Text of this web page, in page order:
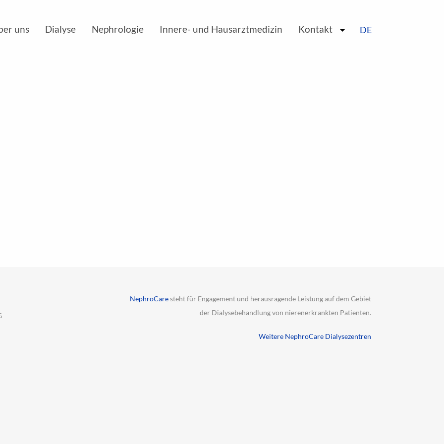
uns Dialyse Nephrologie Innere- und Hausarztmedizin Kontakt
DE
NephroCaresteht für Engagement und herausragende Leistung auf dem Gebiet
der Dialysebehandlung von nierenerkrankten Patienten.
Weitere NephroCare Dialysezentren